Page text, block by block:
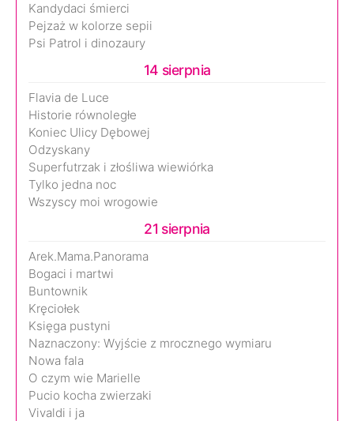
Kandydaci śmierci
Pejzaż w kolorze sepii
Psi Patrol i dinozaury
14 sierpnia
Flavia de Luce
Historie równoległe
Koniec Ulicy Dębowej
Odzyskany
Superfutrzak i złośliwa wiewiórka
Tylko jedna noc
Wszyscy moi wrogowie
21 sierpnia
Arek.Mama.Panorama
Bogaci i martwi
Buntownik
Kręciołek
Księga pustyni
Naznaczony: Wyjście z mrocznego wymiaru
Nowa fala
O czym wie Marielle
Pucio kocha zwierzaki
Vivaldi i ja